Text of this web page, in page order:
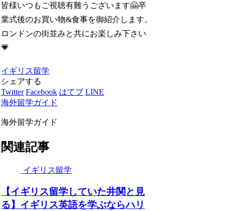
皆様いつもご視聴有難うございます🤗卒
業式後のお買い物&食事を御紹介します。
ロンドンの街並みと共にお楽しみ下さい
💗
イギリス留学
シェアする
Twitter Facebook はてブ LINE
海外留学ガイド
海外留学ガイド
関連記事
イギリス留学
【イギリス留学していた井関と見
る】イギリス英語を学ぶならハリ